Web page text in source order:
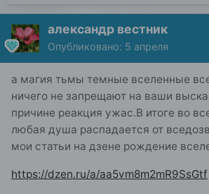
александр вестник
Опубликовано: 5 апреля
а магия тьмы темные вселенные
ничего не запрещают на ваши
причине реакция ужас.В итоге во
любая душа распадается от
мои статьи на дзене рождение
https://dzen.ru/a/aa5vm8m2mR9SsGtf